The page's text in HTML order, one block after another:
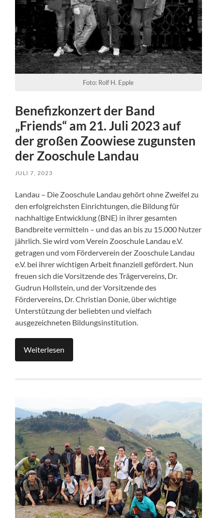
Foto: Rolf H. Epple
Benefizkonzert der Band
„Friends“ am 21. Juli 2023 auf
der großen Zoowiese zugunsten
der Zooschule Landau
JULI 7, 2023
Landau – Die Zooschule Landau gehört ohne Zweifel zu
den erfolgreichsten Einrichtungen, die Bildung für
nachhaltige Entwicklung (BNE) in ihrer gesamten
Bandbreite vermitteln – und das an bis zu 15.000 Nutzer
jährlich. Sie wird vom Verein Zooschule Landau e.V.
getragen und vom Förderverein der Zooschule Landau
e.V. bei ihrer wichtigen Arbeit finanziell gefördert. Nun
freuen sich die Vorsitzende des Trägervereins, Dr.
Gudrun Hollstein, und der Vorsitzende des
Fördervereins, Dr. Christian Donie, über wichtige
Unterstützung der beliebten und vielfach
ausgezeichneten Bildungsinstitution.
Weiterlesen